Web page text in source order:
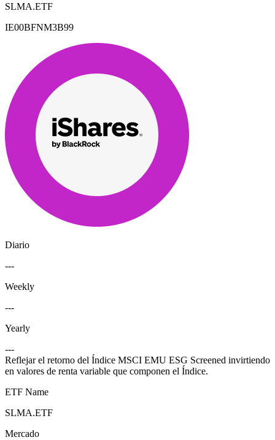
SLMA.ETF
IE00BFNM3B99
Diario
---
Weekly
---
Yearly
---
Reflejar el retorno del Índice MSCI EMU ESG Screened invirtiendo
en valores de renta variable que componen el Índice.
ETF Name
SLMA.ETF
Mercado